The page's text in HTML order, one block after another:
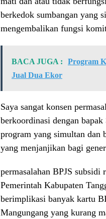
berkedok sumbangan yang
mengembalikan fungsi
BACA JUGA :
Program
Jual Dua Ekor
Saya sangat konsen
berkoordinasi dengan
program yang simultan dan
yang menjanjikan bagi
permasalahan BPJS
Pemerintah Kabupaten
berimplikasi banyak kartu
Mangungang yang kurang